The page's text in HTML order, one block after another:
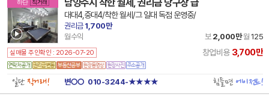
하단 직거래 남양주시 착한 월세, 권리금 당구장 급
대대4,중대4/착한 월세/그 일대 독점 운영중/
권리금1,700만
월수익
보2,000만 월 125
실매물 주인확인 : 2026-07-20 창업비용 3,700만
일단직거래! 변○○ 010-3244-★★★★ 힘들면에이전트!